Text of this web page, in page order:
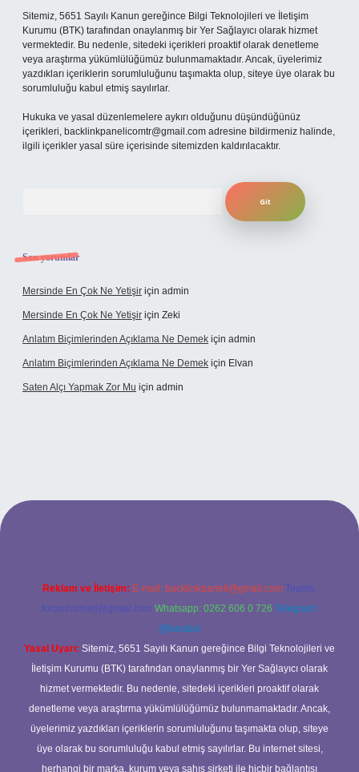
Sitemiz, 5651 Sayılı Kanun gereğince Bilgi Teknolojileri ve İletişim
Kurumu (BTK) tarafından onaylanmış bir Yer Sağlayıcı olarak hizmet
vermektedir. Bu nedenle, sitedeki içerikleri proaktif olarak denetleme
veya araştırma yükümlülüğümüz bulunmamaktadır. Ancak, üyelerimiz
yazdıkları içeriklerin sorumluluğunu taşımakta olup, siteye üye olarak bu
sorumluluğu kabul etmiş sayılırlar.
Hukuka ve yasal düzenlemelere aykırı olduğunu düşündüğünüz
içerikleri, backlinkpanelicomtr@gmail.com adresine bildirmeniz halinde,
ilgili içerikler yasal süre içerisinde sitemizden kaldırılacaktır.
Son yorumlar
Mersinde En Çok Ne Yetişir için admin
Mersinde En Çok Ne Yetişir için Zeki
Anlatım Biçimlerinden Açıklama Ne Demek için admin
Anlatım Biçimlerinden Açıklama Ne Demek için Elvan
Saten Alçı Yapmak Zor Mu için admin
www.hiltonbetx.org/
Reklam ve İletişim: E-mail: backlinkpaneli@gmail.com Teams:
forumhizmeti@gmail.com Whatsapp: 0262 606 0 726 Telegram:
@karabul
Yasal Uyarı: Sitemiz, 5651 Sayılı Kanun gereğince Bilgi Teknolojileri ve
İletişim Kurumu (BTK) tarafından onaylanmış bir Yer Sağlayıcı olarak
hizmet vermektedir. Bu nedenle, sitedeki içerikleri proaktif olarak
denetleme veya araştırma yükümlülüğümüz bulunmamaktadır. Ancak,
üyelerimiz yazdıkları içeriklerin sorumluluğunu taşımakta olup, siteye
üye olarak bu sorumluluğu kabul etmiş sayılırlar. Bu internet sitesi,
herhangi bir marka, kurum veya şahıs şirketi ile hiçbir bağlantısı